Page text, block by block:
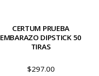
CERTUM PRUEBA
EMBARAZO DIPSTICK 50
TIRAS
$297.00